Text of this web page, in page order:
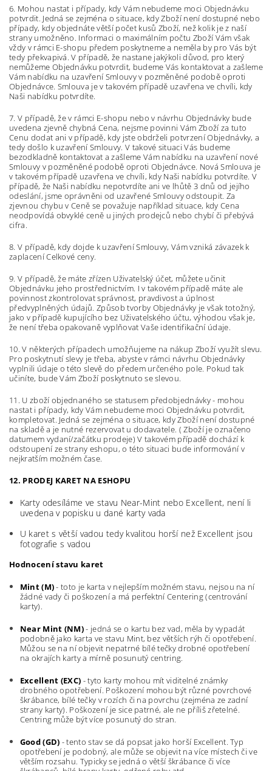
6. Mohou nastat i případy, kdy Vám nebudeme moci Objednávku
potvrdit. Jedná se zejména o situace, kdy Zboží není dostupné nebo
případy, kdy objednáte větší počet kusů Zboží, než kolik je z naší
strany umožněno. Informaci o maximálním počtu Zboží Vám však
vždy v rámci E-shopu předem poskytneme a neměla by pro Vás být
tedy překvapivá. V případě, že nastane jakýkoli důvod, pro který
nemůžeme Objednávku potvrdit, budeme Vás kontaktovat a zašleme
Vám nabídku na uzavření Smlouvy v pozměněné podobě oproti
Objednávce. Smlouva je v takovém případě uzavřena ve chvíli, kdy
Naši nabídku potvrdíte.
7. V případě, že v rámci E-shopu nebo v návrhu Objednávky bude
uvedena zjevně chybná Cena, nejsme povinni Vám Zboží za tuto
Cenu dodat ani v případě, kdy jste obdrželi potvrzení Objednávky, a
tedy došlo k uzavření Smlouvy. V takové situaci Vás budeme
bezodkladně kontaktovat a zašleme Vám nabídku na uzavření nové
Smlouvy v pozměněné podobě oproti Objednávce. Nová Smlouva je
v takovém případě uzavřena ve chvíli, kdy Naši nabídku potvrdíte. V
případě, že Naši nabídku nepotvrdíte ani ve lhůtě 3 dnů od jejího
odeslání, jsme oprávněni od uzavřené Smlouvy odstoupit. Za
zjevnou chybu v Ceně se považuje například situace, kdy Cena
neodpovídá obvyklé ceně u jiných prodejců nebo chybí či přebývá
cifra.
8. V případě, kdy dojde k uzavření Smlouvy, Vám vzniká závazek k
zaplacení Celkové ceny.
9. V případě, že máte zřízen Uživatelský účet, můžete učinit
Objednávku jeho prostřednictvím. I v takovém případě máte ale
povinnost zkontrolovat správnost, pravdivost a úplnost
předvyplněných údajů. Způsob tvorby Objednávky je však totožný,
jako v případě kupujícího bez Uživatelského účtu, výhodou však je,
že není třeba opakovaně vyplňovat Vaše identifikační údaje.
10. V některých případech umožňujeme na nákup Zboží využít slevu.
Pro poskytnutí slevy je třeba, abyste v rámci návrhu Objednávky
vyplnili údaje o této slevě do předem určeného pole. Pokud tak
učiníte, bude Vám Zboží poskytnuto se slevou.
11. U zboží objednaného se statusem předobjednávky - mohou
nastat i případy, kdy Vám nebudeme moci Objednávku potvrdit,
kompletovat. Jedná se zejména o situace, kdy Zboží není dostupné
na skladě a je nutné rezervovat u dodavatele. ( Zboží je označeno
datumem vydaní/začátku prodeje) V takovém případě dochází k
odstoupení ze strany eshopu, o této situaci bude informování v
nejkratším možném čase.
12. PRODEJ KARET NA ESHOPU
Karty odesíláme ve stavu Near-Mint nebo Excellent, není li
uvedena v popisku u dané karty vada
U karet s větší vadou tedy kvalitou horší než Excellent jsou
fotografie s vadou
Hodnocení stavu karet
Mint (M)- toto je karta v nejlepším možném stavu, nejsou na ní
žádné vady či poškození a má perfektníCentering (centrování
karty).
Near Mint (NM)- jedná se o kartu bez vad, měla by vypadát
podobně jako karta ve stavu Mint, bez větších rýh či opotřebení.
Můžou se na ní objevit nepatrné bílé tečky drobné opotřebení
na okrajích karty a mírně posunutý centring.
Excellent (EXC) - tyto karty mohou mít viditelné známky
drobného opotřebení. Poškození mohou být různé povrchové
škrábance, bílé tečky v rozích či na povrchu (zejména ze zadní
strany karty). Poškození je sice patrné, ale ne příliš zřetelné.
Centring může být více posunutý do stran.
Good (GD) - tento stav se dá popsat jako horší Excellent. Typ
opotřebení je podobný, ale může se objevit na více místech či ve
větším rozsahu. Typicky se jedná o větší škrábance či více